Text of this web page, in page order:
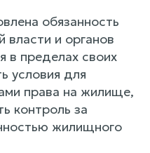
обязанность
власти и органов
в пределах своих
условия для
права на жилище,
контроль за
жилищного